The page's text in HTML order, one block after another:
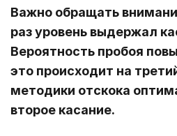
Важно обращать
раз уровень выдержал
Вероятность пробоя
это происходит на
методики отскока
второе касание.